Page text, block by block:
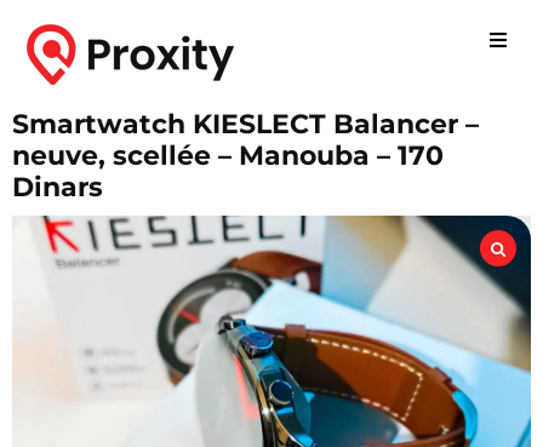
Smartwatch KIESLECT Balancer –
neuve, scellée – Manouba – 170
Dinars